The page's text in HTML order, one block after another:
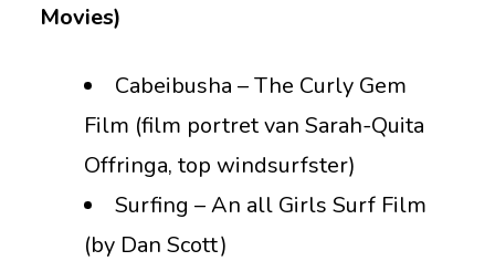
Movies)
Cabeibusha – The Curly Gem
Film (film portret van Sarah-Quita
Offringa, top windsurfster)
Surfing – An all Girls Surf Film
(by Dan Scott)